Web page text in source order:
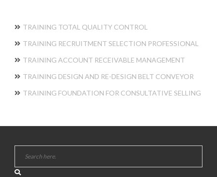
TRAINING TOTAL QUALITY CONTROL
TRAINING RECRUITMENT SELECTION PROFESSIONAL
TRAINING ACCOUNT RECEIVABLE MANAGEMENT
TRAINING DESIGN AND RE-DESIGN BELT CONVEYOR
TRAINING FOUNDATION FOR CONSULTATIVE SELLING